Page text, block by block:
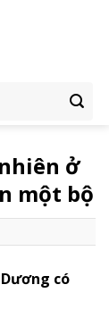
ở
một bộ
có